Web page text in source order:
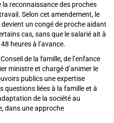
reconnaissance des proches
Selon cet amendement, le
un congé de proche aidant
cas, sans que le salarié ait à
heures à l’avance.
de la famille, de l’enfance
ministre et chargé d’animer le
publics une expertise
questions liées à la famille et à
de la société au
dans une approche